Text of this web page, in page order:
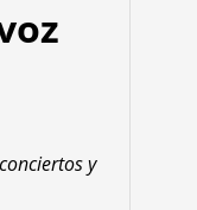
y